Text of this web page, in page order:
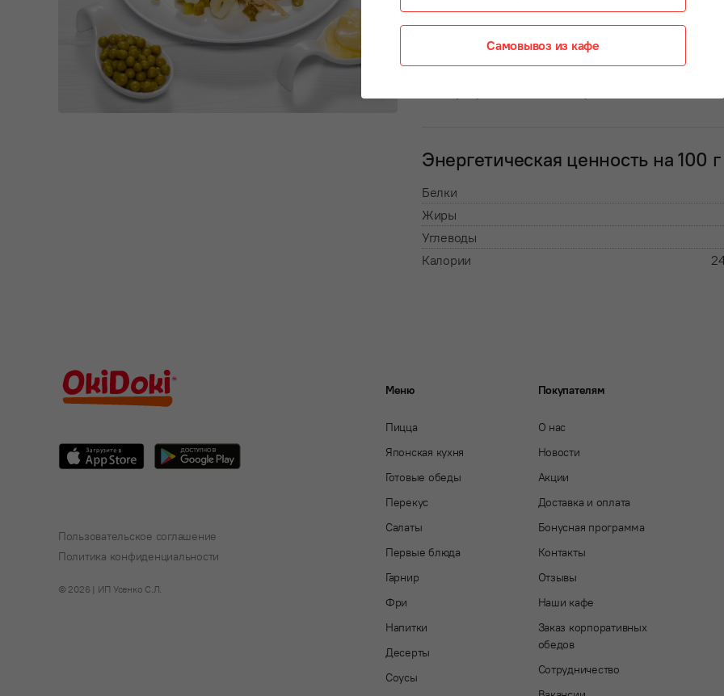
Состав:
куриное филе с чесноком, майонез, кальмар,
Энергетическая ценность на 100 г
Белки
Жиры
Углеводы
Калории
Пользовательское соглашение
Политика конфиденциальности
© 2026 | ИП Усенко С.Л.
Меню
Пицца
Японская кухня
Готовые обеды
Перекус
Салаты
Первые блюда
Гарнир
Фри
Напитки
Десерты
Соусы
Покупателям
О нас
Новости
Акции
Доставка и оплата
Бонусная программа
Контакты
Отзывы
Наши кафе
Заказ корпоративных
обедов
Сотрудничество
Самовывоз из кафе